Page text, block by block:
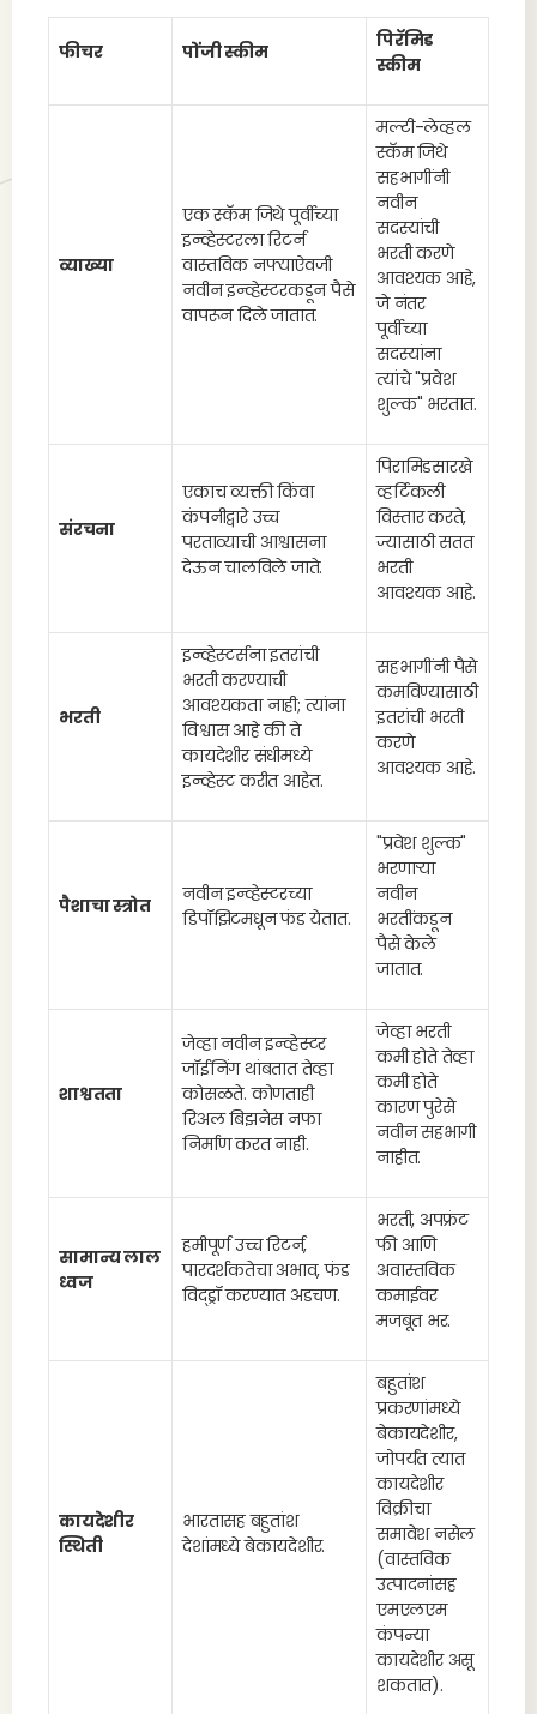
फीचर पोंजी स्कीम
पिरॅमिड
स्कीम
व्याख्या
एक स्कॅम जिथे पूर्वीच्या
इन्व्हेस्टरला रिटर्न
वास्तविक नफ्याऐवजी
नवीन इन्व्हेस्टरकडून पैसे
वापरून दिले जातात.
मल्टी-लेव्हल
स्कॅम जिथे
सहभागींनी
नवीन
सदस्यांची
भरती करणे
आवश्यक आहे,
जे नंतर
पूर्वीच्या
सदस्यांना
त्यांचे "प्रवेश
शुल्क" भरतात.
संरचना
एकाच व्यक्ती किंवा
कंपनीद्वारे उच्च
परताव्याची आश्वासना
देऊन चालविले जाते.
पिरामिडसारखे
व्हर्टिकली
विस्तार करते,
ज्यासाठी सतत
भरती
आवश्यक आहे.
भरती
इन्व्हेस्टर्सना इतरांची
भरती करण्याची
आवश्यकता नाही; त्यांना
विश्वास आहे की ते
कायदेशीर संधीमध्ये
इन्व्हेस्ट करीत आहेत.
सहभागींनी पैसे
कमविण्यासाठी
इतरांची भरती
करणे
आवश्यक आहे.
पैशाचा स्त्रोत
नवीन इन्व्हेस्टरच्या
डिपॉझिटमधून फंड येतात.
"प्रवेश शुल्क"
भरणाऱ्या
नवीन
भरतींकडून
पैसे केले
जातात.
शाश्वतता
जेव्हा नवीन इन्व्हेस्टर
जॉईनिंग थांबतात तेव्हा
कोसळते. कोणताही
रिअल बिझनेस नफा
निर्माण करत नाही.
जेव्हा भरती
कमी होते तेव्हा
कमी होते
कारण पुरेसे
नवीन सहभागी
नाहीत.
सामान्य लाल
ध्वज
हमीपूर्ण उच्च रिटर्न,
पारदर्शकतेचा अभाव, फंड
विद्ड्रॉ करण्यात अडचण.
भरती, अपफ्रंट
फी आणि
अवास्तविक
कमाईवर
मजबूत भर.
कायदेशीर
स्थिती
भारतासह बहुतांश
देशांमध्ये बेकायदेशीर.
बहुतांश
प्रकरणांमध्ये
बेकायदेशीर,
जोपर्यंत त्यात
कायदेशीर
विक्रीचा
समावेश नसेल
(वास्तविक
उत्पादनांसह
एमएलएम
कंपन्या
कायदेशीर असू
शकतात).